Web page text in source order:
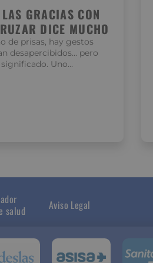
GRACIAS CON
DICE MUCHO
de prisas, hay gestos
desapercibidos… pero
Uno…
salud
Aviso Legal